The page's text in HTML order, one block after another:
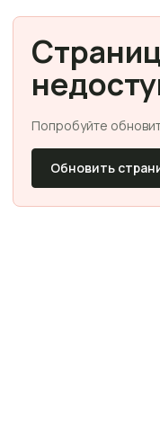
Попробуйте
Обновить